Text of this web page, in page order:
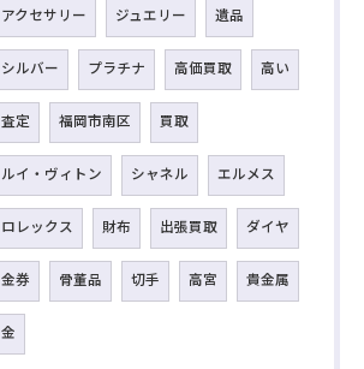
アクセサリー ジュエリー 遺品
シルバー プラチナ 高価買取 高い
査定 福岡市南区 買取
ルイ・ヴィトン シャネル エルメス
ロレックス 財布 出張買取 ダイヤ
金券 骨董品 切手 高宮 貴金属
金